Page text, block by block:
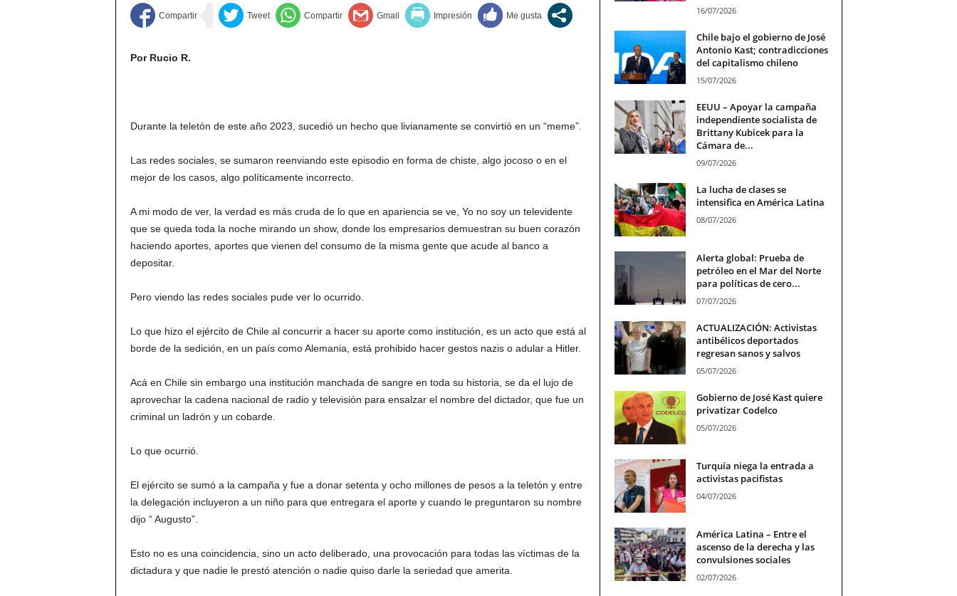
Por Rucio R.
Durante la teletón de este año 2023, sucedió un hecho que livianamente se convirtió en un “meme”.
Las redes sociales, se sumaron reenviando este episodio en forma de chiste, algo jocoso o en el
mejor de los casos, algo políticamente incorrecto.
A mi modo de ver, la verdad es más cruda de lo que en apariencia se ve, Yo no soy un televidente
que se queda toda la noche mirando un show, donde los empresarios demuestran su buen corazón
haciendo aportes, aportes que vienen del consumo de la misma gente que acude al banco a
depositar.
Pero viendo las redes sociales pude ver lo ocurrido.
Lo que hizo el ejército de Chile al concurrir a hacer su aporte como institución, es un acto que está al
borde de la sedición, en un país como Alemania, está prohibido hacer gestos nazis o adular a Hitler.
Acá en Chile sin embargo una institución manchada de sangre en toda su historia, se da el lujo de
aprovechar la cadena nacional de radio y televisión para ensalzar el nombre del dictador, que fue un
criminal un ladrón y un cobarde.
Lo que ocurrió.
El ejército se sumó a la campaña y fue a donar setenta y ocho millones de pesos a la teletón y entre
la delegación incluyeron a un niño para que entregara el aporte y cuando le preguntaron su nombre
dijo “ Augusto”.
Esto no es una coincidencia, sino un acto deliberado, una provocación para todas las víctimas de la
dictadura y que nadie le prestó atención o nadie quiso darle la seriedad que amerita.
16/07/2026
Chile bajo el gobierno de José
Antonio Kast; contradicciones
del capitalismo chileno
15/07/2026
EEUU – Apoyar la campaña
independiente socialista de
Brittany Kubicek para la
Cámara de...
09/07/2026
La lucha de clases se
intensifica en América Latina
08/07/2026
Alerta global: Prueba de
petróleo en el Mar del Norte
para políticas de cero...
07/07/2026
ACTUALIZACIÓN: Activistas
antibélicos deportados
regresan sanos y salvos
05/07/2026
Gobierno de José Kast quiere
privatizar Codelco
05/07/2026
Turquía niega la entrada a
activistas pacifistas
04/07/2026
América Latina – Entre el
ascenso de la derecha y las
convulsiones sociales
02/07/2026